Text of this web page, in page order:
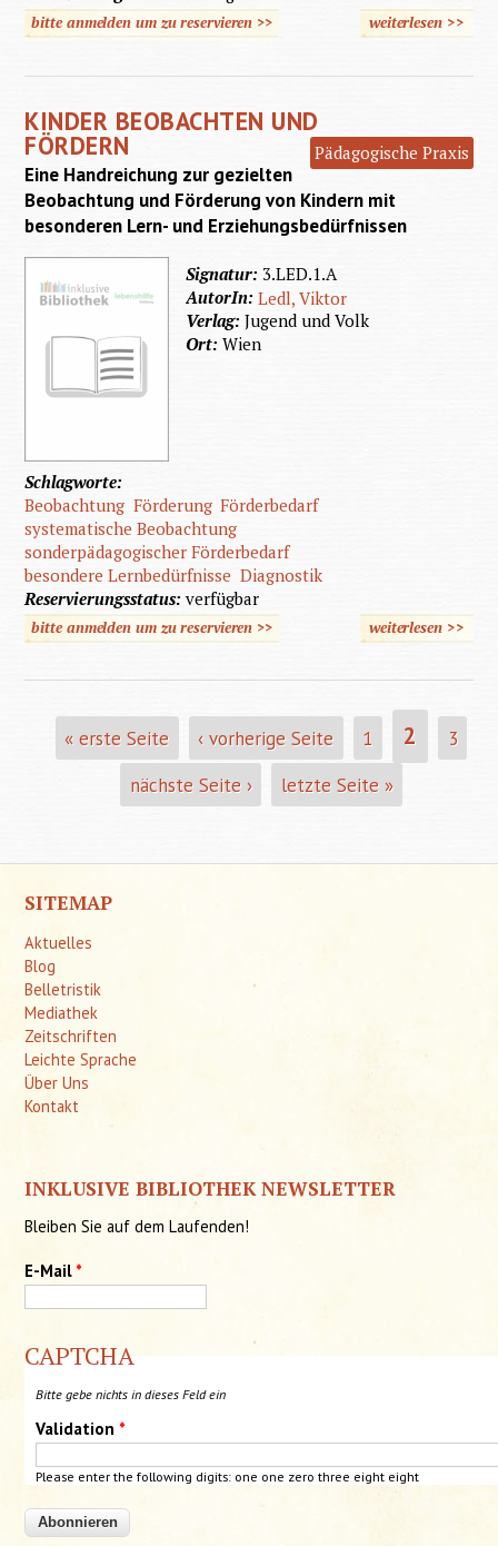
bitte anmelden um zu reservieren >> weiterlesen
über
>>
KINDER BEOBACHTEN UND
FÖRDERN Pädagogische Praxis
Eine Handreichung zur gezielten
Beobachtung und Förderung von Kindern mit
besonderen Lern- und Erziehungsbedürfnissen
Signatur: 3.LED.1.A
AutorIn:Ledl, Viktor
Verlag:Jugend und Volk
Ort:Wien
Schlagworte:
Beobachtung Förderung Förderbedarf
systematische Beobachtung
sonderpädagogischer Förderbedarf
besondere Lernbedürfnisse Diagnostik
Reservierungsstatus:verfügbar
bitte anmelden um zu reservieren >> weiterlesen>>
SEITEN« erste Seite ‹ vorherige Seite 1 2
3
nächste Seite ›
letzte Seite »
SITEMAP
Aktuelles
Blog
Belletristik
Mediathek
Zeitschriften
Leichte Sprache
Über Uns
Kontakt
INKLUSIVE BIBLIOTHEK NEWSLETTER
Bleiben Sie auf dem Laufenden!
E-Mail *
CAPTCHA
Bitte gebe nichts in dieses Feld ein
Validation *
Please enter the following digits: one one zero three eight eight